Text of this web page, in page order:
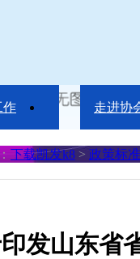
作 走进协
下载凯发k8 > 政策标准
发山东省